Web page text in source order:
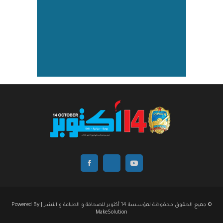
© جميع الحقوق محفوظة لمؤسسة 14 أكتوبر للصحافة و الطباعة و النشر | Powered By
MakeSolution